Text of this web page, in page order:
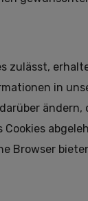
zulässt,
in
Cookies
Browser